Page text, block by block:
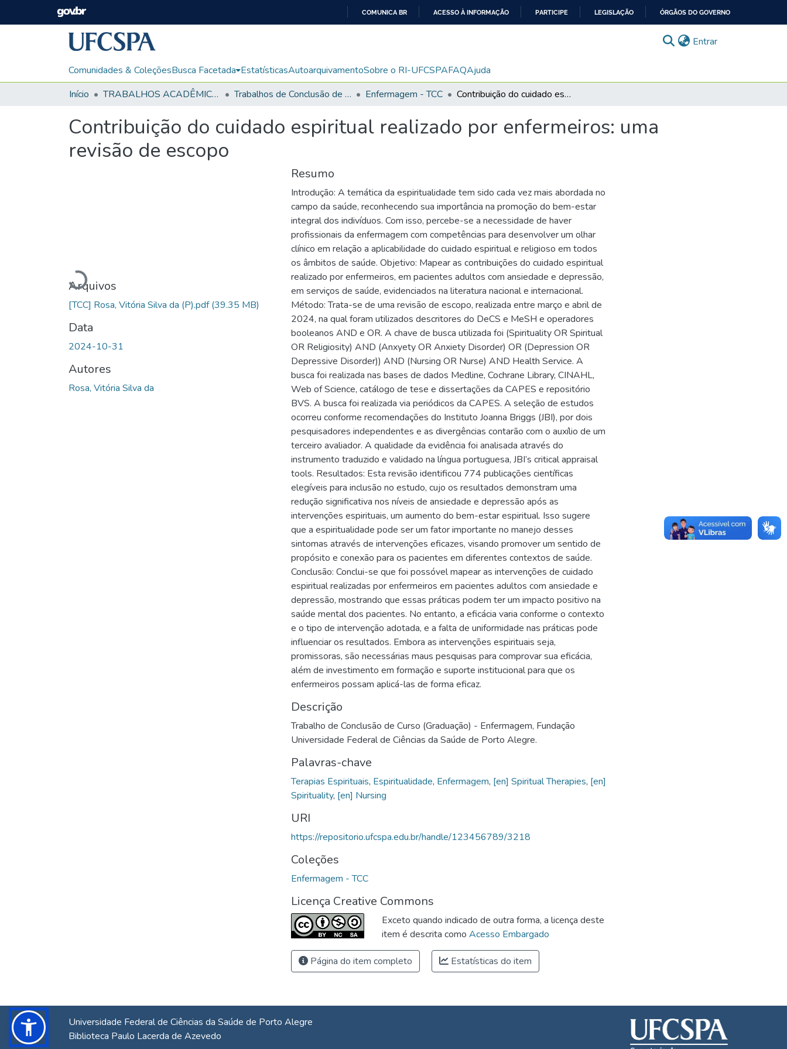
CONTEÚDO
COMUNICA BR ACESSO À INFORMAÇÃO PARTICIPE LEGISLAÇÃO ÓRGÃOS DO GOVERNO
Entrar(current)
Comunidades & ColeçõesBusca Facetada EstatísticasAutoarquivamentoSobre o RI-UFCSPAFAQAjuda
Início
TRABALHOS ACADÊMICOS Trabalhos de Conclusão de Curso de Graduação Enfermagem - TCC Contribuição do cuidado espiritual realizado por enfermeiros: uma revisão de escopo
Contribuição do cuidado espiritual realizado por enfermeiros: uma
revisão de escopo
Carregando...
Arquivos
[TCC] Rosa, Vitória Silva da (P).pdf(39.35 MB)
Data
2024-10-31
Autores
Rosa, Vitória Silva da
Resumo
Introdução: A temática da espiritualidade tem sido cada vez mais abordada no
campo da saúde, reconhecendo sua importância na promoção do bem-estar
integral dos indivíduos. Com isso, percebe-se a necessidade de haver
profissionais da enfermagem com competências para desenvolver um olhar
clínico em relação a aplicabilidade do cuidado espiritual e religioso em todos
os âmbitos de saúde. Objetivo: Mapear as contribuições do cuidado espiritual
realizado por enfermeiros, em pacientes adultos com ansiedade e depressão,
em serviços de saúde, evidenciados na literatura nacional e internacional.
Método: Trata-se de uma revisão de escopo, realizada entre março e abril de
2024, na qual foram utilizados descritores do DeCS e MeSH e operadores
booleanos AND e OR. A chave de busca utilizada foi (Spirituality OR Spiritual
OR Religiosity) AND (Anxyety OR Anxiety Disorder) OR (Depression OR
Depressive Disorder)) AND (Nursing OR Nurse) AND Health Service. A
busca foi realizada nas bases de dados Medline, Cochrane Library, CINAHL,
Web of Science, catálogo de tese e dissertações da CAPES e repositório
BVS. A busca foi realizada via periódicos da CAPES. A seleção de estudos
ocorreu conforme recomendações do Instituto Joanna Briggs (JBI), por dois
pesquisadores independentes e as divergências contarão com o auxílio de um
terceiro avaliador. A qualidade da evidência foi analisada através do
instrumento traduzido e validado na língua portuguesa, JBI’s critical appraisal
tools. Resultados: Esta revisão identificou 774 publicações científicas
elegíveis para inclusão no estudo, cujo os resultados demonstram uma
redução significativa nos níveis de ansiedade e depressão após as
intervenções espirituais, um aumento do bem-estar espiritual. Isso sugere
que a espiritualidade pode ser um fator importante no manejo desses
sintomas através de intervenções eficazes, visando promover um sentido de
propósito e conexão para os pacientes em diferentes contextos de saúde.
Conclusão: Conclui-se que foi possóvel mapear as intervenções de cuidado
espiritual realizadas por enfermeiros em pacientes adultos com ansiedade e
depressão, mostrando que essas práticas podem ter um impacto positivo na
saúde mental dos pacientes. No entanto, a eficácia varia conforme o contexto
e o tipo de intervenção adotada, e a falta de uniformidade nas práticas pode
influenciar os resultados. Embora as intervenções espirituais seja,
promissoras, são necessárias maus pesquisas para comprovar sua eficácia,
além de investimento em formação e suporte institucional para que os
enfermeiros possam aplicá-las de forma eficaz.
Descrição
Trabalho de Conclusão de Curso (Graduação) - Enfermagem, Fundação
Universidade Federal de Ciências da Saúde de Porto Alegre.
Palavras-chave
Terapias Espirituais, Espiritualidade, Enfermagem, [en] Spiritual Therapies, [en]
Spirituality, [en] Nursing
URI
https://repositorio.ufcspa.edu.br/handle/123456789/3218
Coleções
Enfermagem - TCC
Licença Creative Commons
Exceto quando indicado de outra forma, a licença deste
item é descrita como Acesso Embargado
Página do item completo Estatísticas do item
Universidade Federal de Ciências da Saúde de Porto Alegre
Biblioteca Paulo Lacerda de Azevedo